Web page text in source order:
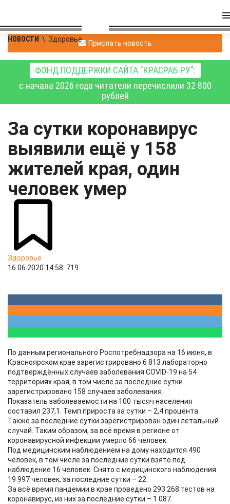
НОВОСТИ \ Здоровье Прислать новость
ФОНД ПОДДЕРЖКИ САЙТА "КРАСРАБ.РУ":
с начала 2026 года читатели перечислили 32 800
рублей
За сутки коронавирус
выявили ещё у 158
жителей края, один
человек умер
Здоровье
16.06.2020 14:58 719
По данным регионального Роспотребнадзора на 16 июня, в
Красноярском крае зарегистрировано 6 813 лабораторно
подтверждённых случаев заболевания COVID-19 на 54
территориях края, в том числе за последние сутки
зарегистрировано 158 случаев заболевания.
Показатель заболеваемости на 100 тысяч населения
составил 237,1. Темп прироста за сутки – 2,4 процента.
Также за последние сутки зарегистрирован один летальный
случай. Таким образом, за всё время в регионе от
коронавирусной инфекции умерло 66 человек.
Под медицинским наблюдением на дому находится 490
человек, в том числе за последние сутки взято под
наблюдение 16 человек. Снято с медицинского наблюдения
19 997 человек, за последние сутки – 22.
За всё время пандемии в крае проведено 293 268 тестов на
коронавирус, из них за последние сутки – 1 087.